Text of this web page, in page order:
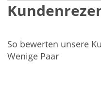
So bewerten unsere
Wenige Paar